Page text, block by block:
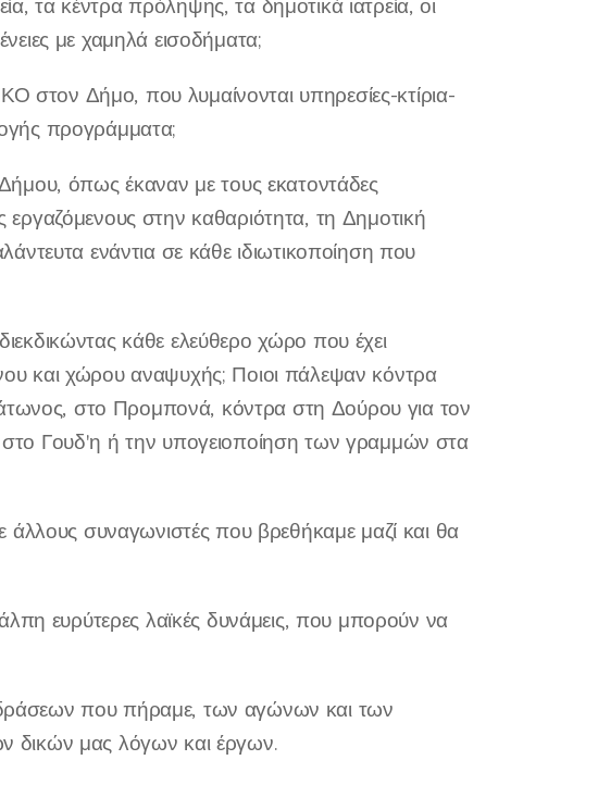
τα κέντρα πρόληψης, τα δημοτικά ιατρεία, οι
με χαμηλά εισοδήματα;
στον Δήμο, που λυμαίνονται υπηρεσίες-κτίρια-
προγράμματα;
Δήμου, όπως έκαναν με τους εκατοντάδες
εργαζόμενους στην καθαριότητα, τη Δημοτική
ενάντια σε κάθε ιδιωτικοποίηση που
κάθε ελεύθερο χώρο που έχει
και χώρου αναψυχής; Ποιοι πάλεψαν κόντρα
στο Προμπονά, κόντρα στη Δούρου για τον
στο Γουδ'η ή την υπογειοποίηση των γραμμών στα
άλλους συναγωνιστές που βρεθήκαμε μαζί και θα
ευρύτερες λαϊκές δυνάμεις, που μπορούν να
που πήραμε, των αγώνων και των
δικών μας λόγων και έργων.